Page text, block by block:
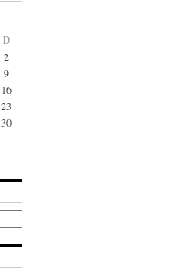
D
2
9
16
23
30